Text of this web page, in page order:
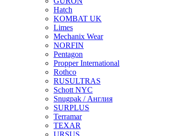
Hatch
KOMBAT UK
Limes
Mechanix Wear
NORFIN
Pentagon
Propper International
Rothco
RUSULTRAS
Schott NYC
Snugpak / Англия
SURPLUS
Terramar
TEXAR
URSUS